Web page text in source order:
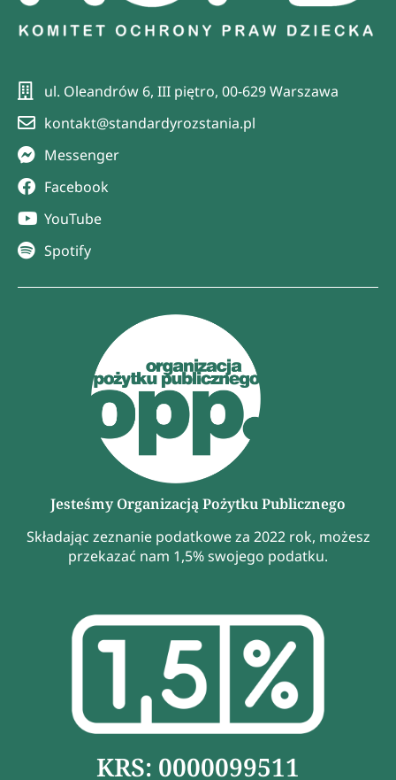
ul. Oleandrów 6, III piętro, 00-629 Warszawa
kontakt@standardyrozstania.pl
Messenger
Facebook
YouTube
Spotify
Jesteśmy Organizacją Pożytku Publicznego
Składając zeznanie podatkowe za 2022 rok, możesz
przekazać nam 1,5% swojego podatku.
KRS: 0000099511